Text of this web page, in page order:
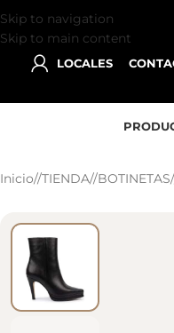
Skip to navigation
Skip to main content
LOCALES
Inicio/ TIENDA/ BOTINETAS/